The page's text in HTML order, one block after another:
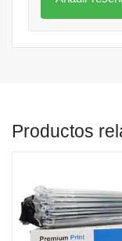
Productos